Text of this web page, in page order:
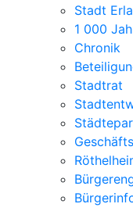
Stadt
1 000
Chronik
Stadtrat